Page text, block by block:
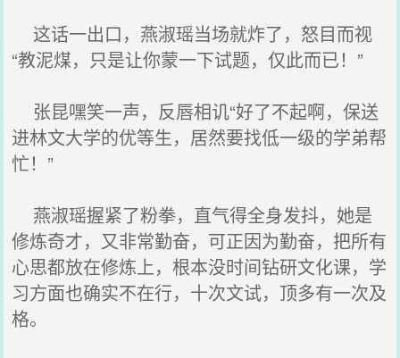
这话一出口，燕淑瑶当场就炸了，怒目而视
“教泥煤，只是让你蒙一下试题，仅此而已！”
张昆嘿笑一声，反唇相讥“好了不起啊，保送
进林文大学的优等生，居然要找低一级的学弟帮
忙！”
燕淑瑶握紧了粉拳，直气得全身发抖，她是
修炼奇才，又非常勤奋，可正因为勤奋，把所有
心思都放在修炼上，根本没时间钻研文化课，学
习方面也确实不在行，十次文试，顶多有一次及
格。